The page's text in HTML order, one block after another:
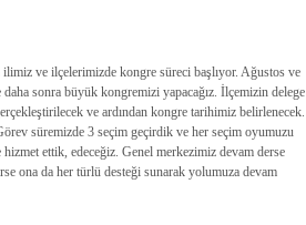
ve ilçelerimizde kongre süreci başlıyor. Ağustos ve
sonra büyük kongremizi yapacağız. İlçemizin delege
ve ardından kongre tarihimiz belirlenecek.
süremizde 3 seçim geçirdik ve her seçim oyumuzu
ettik, edeceğiz. Genel merkezimiz devam derse
ona da her türlü desteği sunarak yolumuza devam